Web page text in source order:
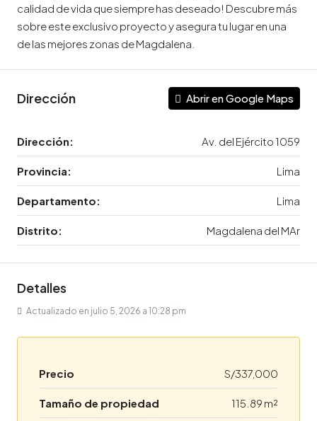
calidad de vida que siempre has deseado! Descubre más
sobre este exclusivo proyecto y asegura tu lugar en una
de las mejores zonas de Magdalena.
Dirección Abrir en Google Maps
Dirección: Av. del Ejército 1059
Provincia: Lima
Departamento: Lima
Distrito: Magdalena del MAr
Detalles
Actualizado en julio 5, 2026 a 10:28 pm
Precio S/337,000
Tamaño de propiedad 115.89 m²